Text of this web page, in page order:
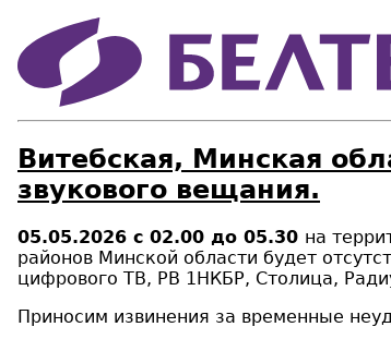
Витебская, Минская
звукового вещания.
05.05.2026 с 02.00 до 05.30 на
районов Минской области будет
цифрового ТВ, РВ 1НКБР, Столица,
Приносим извинения за временные